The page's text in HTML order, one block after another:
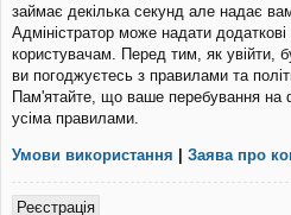
займає декілька секунд але надає
Адміністратор може надати додаткові
користувачам. Перед тим, як увійти,
ви погоджуєтесь з правилами та
Пам'ятайте, що ваше перебування на
усіма правилами.
Умови використання | Заява про
Реєстрація